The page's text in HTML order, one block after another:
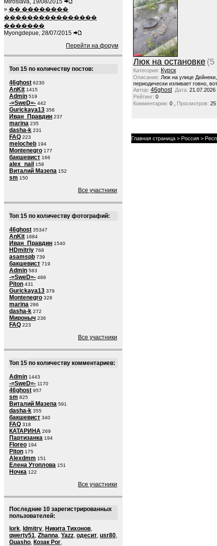
Miroslava, 19/08/2015
» �� ��������
����������������
�������
Myongdepue, 28/07/2015
Перейти на форум
Топ 15 по количеству постов:
46ghost 6230
AnKit 1415
Admin 519
-=SweD=- 442
Gurickaya13 356
Иван_Правдин 237
marina 235
dasha-k 231
FAQ 223
melocheb 194
Montenegro 177
бакшевист 166
alex_nail 158
Виталий Мазепа 152
sm 150
Все участники
Топ 15 по количеству фотографий:
46ghost 35347
AnKit 1884
Иван_Правдин 1540
HDmitriy 768
asamspb 739
бакшевист 719
Admin 583
-=SweD=- 489
Piton 431
Gurickaya13 379
Montenegro 328
marina 286
dasha-k 272
Мироныч 236
FAQ 223
Все участники
Топ 15 по количеству комментариев:
Admin 1443
-=SweD=- 1170
46ghost 957
sm 825
Виталий Мазепа 591
dasha-k 355
бакшевист 340
FAQ 318
КАТАРИНА 269
Партизанка 194
Floreo 194
Piton 175
Alexdmm 151
Елена Утоплова 151
Ночка 122
Все участники
Последние 10 зарегистрированных
пользователей:
lork, ldmitry, Никита Тихонов,
qwerty51, Zhanna, Yazz, одесит, usr80,
Guasho, Козак Рог,
Люк на остановке (5
Категория: Курск
Описание: Люк на улице
периодически изливает говно,
Автор: 46ghost Дата: 21.07.2026
Рейтинг: 0
Комментарии: 0 , Просмотров: 25
Главная страница > Россия >